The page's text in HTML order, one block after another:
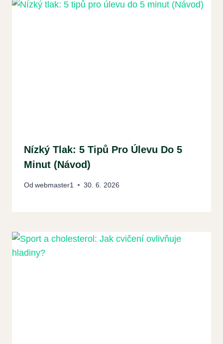
Nízký Tlak: 5 Tipů Pro Úlevu Do 5
Minut (Návod)
Od webmaster1 30. 6. 2026